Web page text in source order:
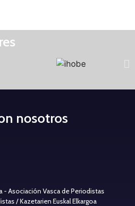
nosotros
- Asociación Vasca de Periodistas
/ Kazetarien Euskal Elkargoa